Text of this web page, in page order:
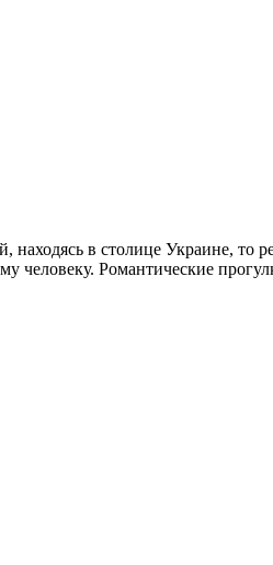
в столице Украине, то
человеку. Романтические